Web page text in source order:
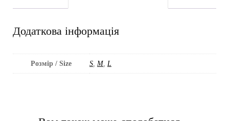
Додаткова інформація
Розмір / Size S M, L